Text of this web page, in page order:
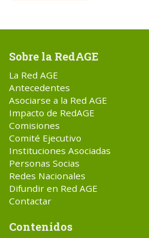
Sobre la RedAGE
La Red AGE
Antecedentes
Asociarse a la Red AGE
Impacto de RedAGE
Comisiones
Comité Ejecutivo
Instituciones Asociadas
Personas Socias
Redes Nacionales
Difundir en Red AGE
Contactar
Contenidos